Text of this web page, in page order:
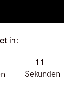
in:
11
Sekunden